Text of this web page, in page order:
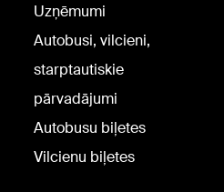
Uzņēmumi
Autobusi, vilcieni,
starptautiskie
pārvadājumi
Autobusu biļetes
Vilcienu biļetes